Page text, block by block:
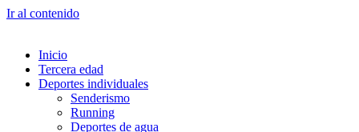
Ir al contenido
Inicio
Tercera edad
Deportes individuales
Senderismo
Running
Deportes de agua